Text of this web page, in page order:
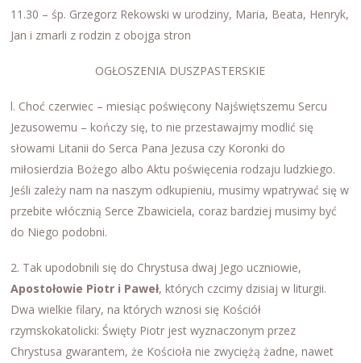
11.30 – śp. Grzegorz Rekowski w urodziny, Maria, Beata, Henryk,
Jan i zmarli z rodzin z obojga stron
OGŁOSZENIA DUSZPASTERSKIE
l. Choć czerwiec – miesiąc poświęcony Najświętszemu Sercu
Jezusowemu – kończy się, to nie przestawajmy modlić się
słowami Litanii do Serca Pana Jezusa czy Koronki do
miłosierdzia Bożego albo Aktu poświęcenia rodzaju ludzkiego.
Jeśli zależy nam na naszym odkupieniu, musimy wpatrywać się w
przebite włócznią Serce Zbawiciela, coraz bardziej musimy być
do Niego podobni.
2. Tak upodobnili się do Chrystusa dwaj Jego uczniowie,
Apostołowie Piotr i Paweł, których czcimy dzisiaj w liturgii.
Dwa wielkie filary, na których wznosi się Kościół
rzymskokatolicki: Święty Piotr jest wyznaczonym przez
Chrystusa gwarantem, że Kościoła nie zwyciężą żadne, nawet